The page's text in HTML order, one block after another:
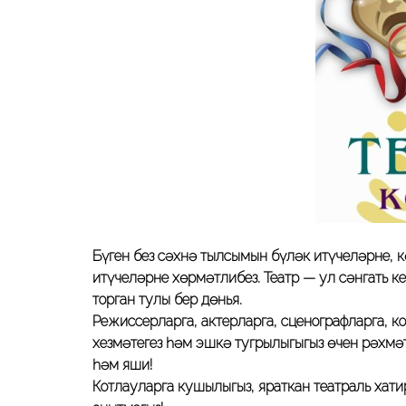
Бүген без сәхнә тылсымын бүләк
итүчеләрне хөрмәтлибез. Театр — ул сәнгать
торган тулы бер дөнья.
Режиссерларга, актерларга, сценографларга,
хезмәтегез һәм эшкә тугрылыгыгыз өчен
һәм яши!
Котлауларга кушылыгыз, яраткан театраль